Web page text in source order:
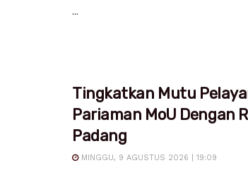
...
Tingkatkan Mutu
Pariaman MoU Dengan
Padang
MINGGU, 9 AGUSTUS 2026 | 19:09